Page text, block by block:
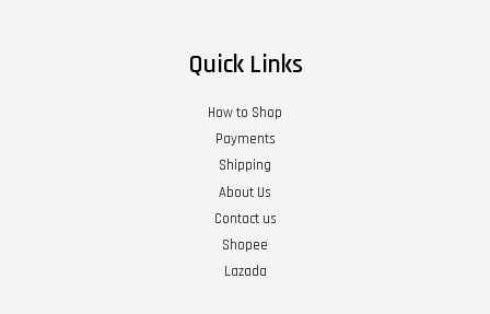
Quick Links
How to Shop
Payments
Shipping
About Us
Contact us
Shopee
Lazada